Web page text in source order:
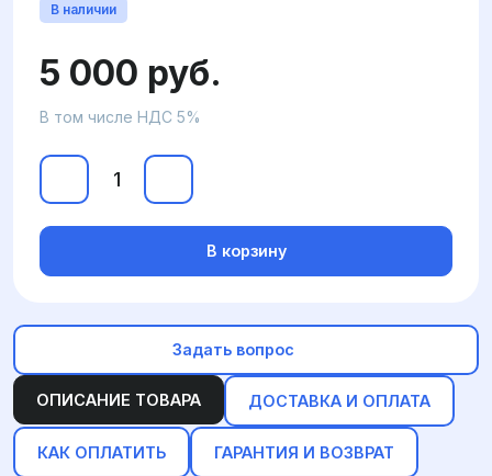
ОПИСАНИЕ ТОВАРА ДОСТАВКА И ОПЛАТА
КАК ОПЛАТИТЬ ГАРАНТИЯ И ВОЗВРАТ
В наличии
5 000 руб.
В том числе НДС 5%
В корзину
Задать вопрос